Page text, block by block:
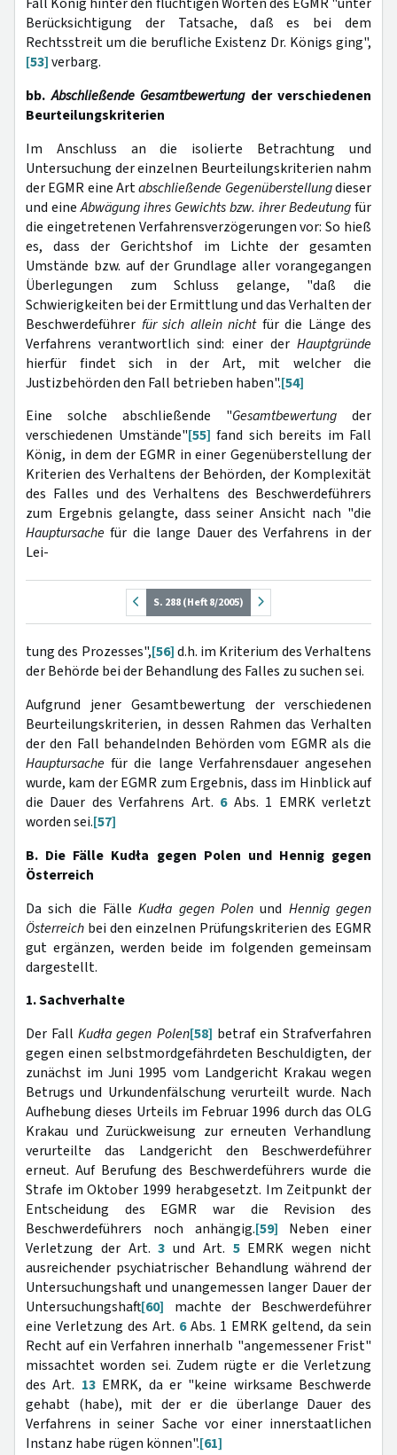
Berücksichtigung der Tatsache, daß es bei dem
Rechtsstreit um die berufliche Existenz Dr. Königs ging",
[53]verbarg.
bb.Abschließende Gesamtbewertungder verschiedenen
Beurteilungskriterien
Im Anschluss an die isolierte Betrachtung und
Untersuchung der einzelnen Beurteilungskriterien nahm
der EGMR eine Artabschließende Gegenüberstellungdieser
und eineAbwägung ihres Gewichtsbzw. ihrer Bedeutungfür
die eingetretenen Verfahrensverzögerungen vor: So hieß
es, dass der Gerichtshof im Lichte der gesamten
Umstände bzw. auf der Grundlage aller vorangegangen
Überlegungen zum Schluss gelange, "daß die
Schwierigkeiten bei der Ermittlung und das Verhalten der
Beschwerdeführer für sich allein nichtfür die Länge des
Verfahrens verantwortlich sind: einer der Hauptgründe
hierfür findet sich in der Art, mit welcher die
Justizbehörden den Fall betrieben haben".[54]
Eine solche abschließende "Gesamtbewertung der
verschiedenen Umstände"[55] fand sich bereits im Fall
König, in dem der EGMR in einer Gegenüberstellung der
Kriterien des Verhaltens der Behörden, der Komplexität
des Falles und des Verhaltens des Beschwerdeführers
zum Ergebnis gelangte, dass seiner Ansicht nach "die
Hauptursachefür die lange Dauer des Verfahrens in der
Lei-
S. 288 (Heft 8/2005)
tung des Prozesses",[56]d.h. im Kriterium des Verhaltens
der Behörde bei der Behandlung des Falles zu suchen sei.
Aufgrund jener Gesamtbewertung der verschiedenen
Beurteilungskriterien, in dessen Rahmen das Verhalten
der den Fall behandelnden Behörden vom EGMR als die
Hauptursache für die lange Verfahrensdauer angesehen
wurde, kam der EGMR zum Ergebnis, dass im Hinblick auf
die Dauer des Verfahrens Art. 6Abs. 1 EMRK verletzt
worden sei.[57]
B. Die Fälle Kudła gegen Polen und Hennig gegen
Österreich
Da sich die FälleKudła gegen Polen und Hennig gegen
Österreich bei den einzelnen Prüfungskriterien des EGMR
gut ergänzen, werden beide im folgenden gemeinsam
dargestellt.
1. Sachverhalte
Der FallKudła gegen Polen[58] betraf ein Strafverfahren
gegen einen selbstmordgefährdeten Beschuldigten, der
zunächst im Juni 1995 vom Landgericht Krakau wegen
Betrugs und Urkundenfälschung verurteilt wurde. Nach
Aufhebung dieses Urteils im Februar 1996 durch das OLG
Krakau und Zurückweisung zur erneuten Verhandlung
verurteilte das Landgericht den Beschwerdeführer
erneut. Auf Berufung des Beschwerdeführers wurde die
Strafe im Oktober 1999 herabgesetzt. Im Zeitpunkt der
Entscheidung des EGMR war die Revision des
Beschwerdeführers noch anhängig.[59] Neben einer
Verletzung der Art.3 und Art. 5EMRK wegen nicht
ausreichender psychiatrischer Behandlung während der
Untersuchungshaft und unangemessen langer Dauer der
Untersuchungshaft[60] machte der Beschwerdeführer
eine Verletzung des Art. 6Abs. 1 EMRK geltend, da sein
Recht auf ein Verfahren innerhalb "angemessener Frist"
missachtet worden sei. Zudem rügte er die Verletzung
des Art. 13EMRK, da er "keine wirksame Beschwerde
gehabt (habe), mit der er die überlange Dauer des
Verfahrens in seiner Sache vor einer innerstaatlichen
Instanz habe rügen können".[61]